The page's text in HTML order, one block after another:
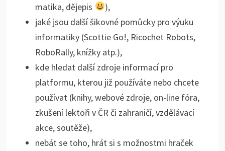
matika, dějepis
),
jaké jsou další šikovné pomůcky pro výuku
informatiky (Scottie Go!, Ricochet Robots,
RoboRally, knížky atp.),
kde hledat další zdroje informací pro
platformu, kterou již používáte nebo chcete
používat (knihy, webové zdroje, on-line fóra,
zkušení lektoři v ČR či zahraničí, vzdělávací
akce, soutěže),
nebát se toho, hrát si s možnostmi hraček